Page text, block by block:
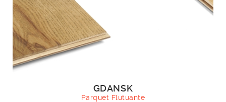
GDANSK
Parquet Flutuante